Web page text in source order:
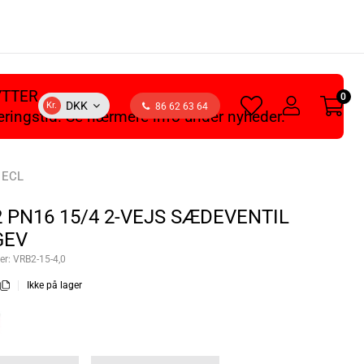
Kr. DKK 86 62 63 64
heart
light
light
0
Se nærmere info under nyheder.
PN16 15/4 2-VEJS SÆDEVENTIL
VRB2-15-4,0
Ikke på lager